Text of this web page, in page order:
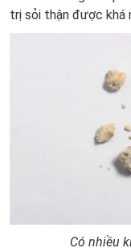
trị sỏi thận được khá
Có nhiều